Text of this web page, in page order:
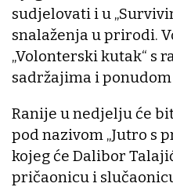
sudjelovati i u
snalaženja u prirodi.
„Volonterski kutak“ s
sadržajima i
Ranije u nedjelju će
pod nazivom „Jutro s
kojeg će Dalibor
pričaonicu i